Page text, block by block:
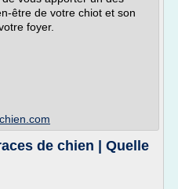
être de votre chiot et son
foyer.
de chien | Quelle